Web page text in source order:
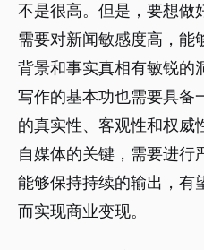
不是很高。但是，要想做
需要对新闻敏感度高，能
背景和事实真相有敏锐的
写作的基本功也需要具备
的真实性、客观性和权威
自媒体的关键，需要进行
能够保持持续的输出，有
而实现商业变现。